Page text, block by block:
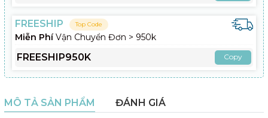
FREESHIP Top Code
Miễn PhíVận Chuyển Đơn > 950k
FREESHIP950K Copy
MÔ TẢ SẢN PHẨM ĐÁNH GIÁ